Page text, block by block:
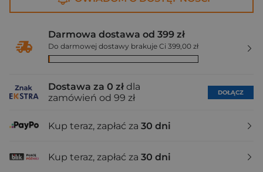
Darmowa dostawa od 399 zł
Do darmowej dostawy brakuje Ci 399,00 zł
Dostawa za 0 zł dla
zamówień od 99 zł
DOŁĄCZ
Kup teraz, zapłać za 30 dni
Kup teraz, zapłać za 30 dni